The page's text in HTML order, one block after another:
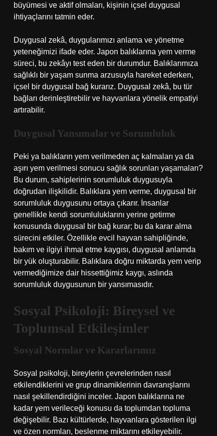
büyümesi ve aktif olmaları, kişinin içsel duygusal
ihtiyaçlarını tatmin eder.
Duygusal zekâ, duygularımızı anlama ve yönetme
yeteneğimizi ifade eder. Japon balıklarına yem verme
süreci, bu zekâyı test eden bir durumdur. Balıklarımıza
sağlıklı bir yaşam sunma arzusuyla hareket ederken,
içsel bir duygusal bağ kurarız. Duygusal zekâ, bu tür
bağları derinleştirebilir ve hayvanlara yönelik empatiyi
artırabilir.
Duygusal Yansımalar ve Sorumluluk
Peki ya balıkların yem verilmeden aç kalmaları ya da
aşırı yem verilmesi sonucu sağlık sorunları yaşamaları?
Bu durum, sahiplerinin sorumluluk duygusuyla
doğrudan ilişkilidir. Balıklara yem verme, duygusal bir
sorumluluk duygusunu ortaya çıkarır. İnsanlar
genellikle kendi sorumluluklarını yerine getirme
konusunda duygusal bir bağ kurar; bu da karar alma
sürecini etkiler. Özellikle evcil hayvan sahipliğinde,
bakım ve ilgiyi ihmal etme kaygısı, duygusal anlamda
bir yük oluşturabilir. Balıklara doğru miktarda yem verip
vermediğimize dair hissettiğimiz kaygı, aslında
sorumluluk duygusunun bir yansımasıdır.
Sosyal Psikoloji: Bireysel ve
Toplumsal Etkileşimler
Sosyal Normlar ve Kararlarımız
Sosyal psikoloji, bireylerin çevrelerinden nasıl
etkilendiklerini ve grup dinamiklerinin davranışlarını
nasıl şekillendirdiğini inceler. Japon balıklarına ne
kadar yem verileceği konusu da toplumdan topluma
değişebilir. Bazı kültürlerde, hayvanlara gösterilen ilgi
ve özen normları, beslenme miktarını etkileyebilir.